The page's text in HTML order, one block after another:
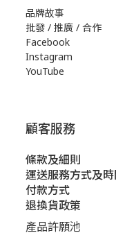
品牌故事
批發 / 推廣 / 合作
Facebook
Instagram
YouTube
顧客服務
條款及細則
運送服務方式及時
付款方式
退換貨政策
產品許願池